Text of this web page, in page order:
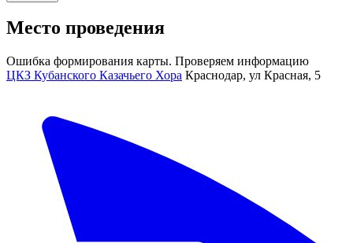
Место проведения
Ошибка формирования карты. Проверяем информацию
ЦКЗ Кубанского Казачьего Хора Краснодар, ул Красная, 5